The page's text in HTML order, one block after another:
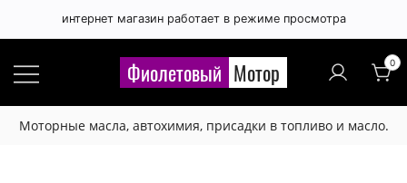
интернет магазин работает в режиме просмотра
Фиолетовый Мотор 0
Моторные масла, автохимия, присадки в топливо и масло.